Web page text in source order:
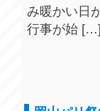
み暖かい日
行事が始 […]